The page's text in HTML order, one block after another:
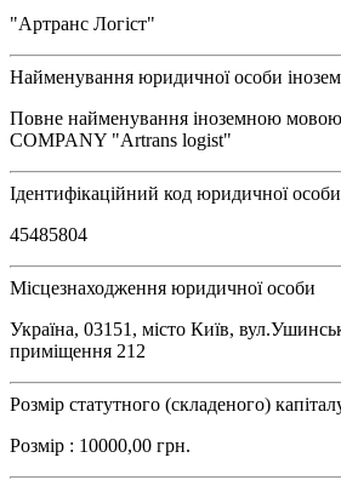
"Артранс Логіст"
Найменування юридичної особи
Повне найменування іноземною
COMPANY "Artrans logist"
Ідентифікаційний код юридичної особи
45485804
Місцезнаходження юридичної особи
Україна, 03151, місто Київ,
приміщення 212
Розмір статутного (складеного)
Розмір : 10000,00 грн.